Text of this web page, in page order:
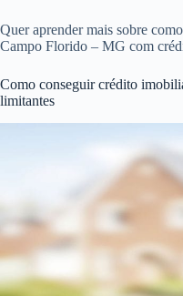
Quer aprender mais sobre
Campo Florido – MG com
Como conseguir crédito
limitantes